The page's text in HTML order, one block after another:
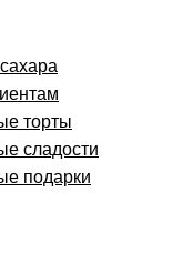
торты
сладости
подарки